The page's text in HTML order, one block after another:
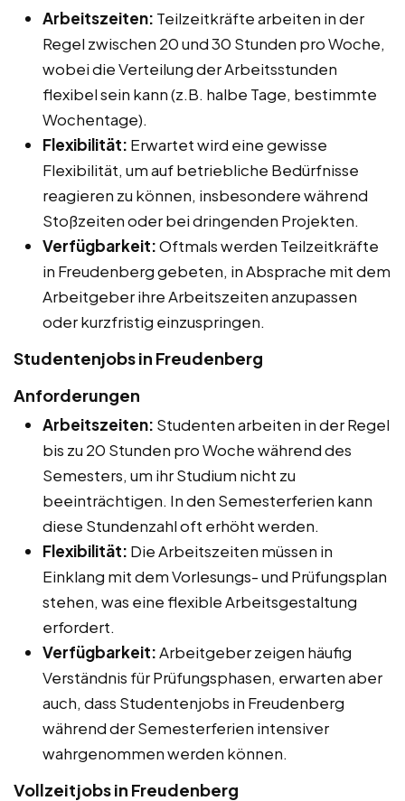
Arbeitszeiten: Teilzeitkräfte arbeiten in der
Regel zwischen 20 und 30 Stunden pro Woche,
wobei die Verteilung der Arbeitsstunden
flexibel sein kann (z.B. halbe Tage, bestimmte
Wochentage).
Flexibilität: Erwartet wird eine gewisse
Flexibilität, um auf betriebliche Bedürfnisse
reagieren zu können, insbesondere während
Stoßzeiten oder bei dringenden Projekten.
Verfügbarkeit:Oftmals werden Teilzeitkräfte
in Freudenberg gebeten, in Absprache mit dem
Arbeitgeber ihre Arbeitszeiten anzupassen
oder kurzfristig einzuspringen.
Studentenjobs in Freudenberg
Anforderungen
Arbeitszeiten: Studenten arbeiten in der Regel
bis zu 20 Stunden pro Woche während des
Semesters, um ihr Studium nicht zu
beeinträchtigen. In den Semesterferien kann
diese Stundenzahl oft erhöht werden.
Flexibilität: Die Arbeitszeiten müssen in
Einklang mit dem Vorlesungs- und Prüfungsplan
stehen, was eine flexible Arbeitsgestaltung
erfordert.
Verfügbarkeit:Arbeitgeber zeigen häufig
Verständnis für Prüfungsphasen, erwarten aber
auch, dass Studentenjobs in Freudenberg
während der Semesterferien intensiver
wahrgenommen werden können.
Vollzeitjobs in Freudenberg